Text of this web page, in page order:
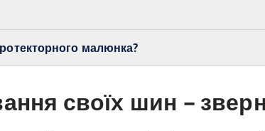
малюнка?
своїх шин –